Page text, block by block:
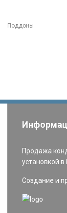
Поддоны
Продажа
установкой
Создание и